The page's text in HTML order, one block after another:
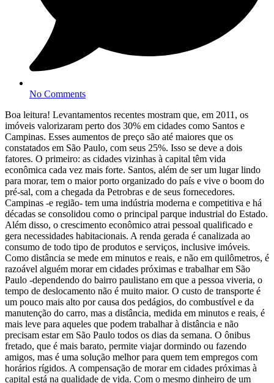
No Comments
Boa leitura! Levantamentos recentes mostram que, em 2011, os
imóveis valorizaram perto dos 30% em cidades como Santos e
Campinas. Esses aumentos de preço são até maiores que os
constatados em São Paulo, com seus 25%. Isso se deve a dois
fatores. O primeiro: as cidades vizinhas à capital têm vida
econômica cada vez mais forte. Santos, além de ser um lugar lindo
para morar, tem o maior porto organizado do país e vive o boom do
pré-sal, com a chegada da Petrobras e de seus fornecedores.
Campinas -e região- tem uma indústria moderna e competitiva e há
décadas se consolidou como o principal parque industrial do Estado.
Além disso, o crescimento econômico atrai pessoal qualificado e
gera necessidades habitacionais. A renda gerada é canalizada ao
consumo de todo tipo de produtos e serviços, inclusive imóveis.
Como distância se mede em minutos e reais, e não em quilômetros, é
razoável alguém morar em cidades próximas e trabalhar em São
Paulo -dependendo do bairro paulistano em que a pessoa viveria, o
tempo de deslocamento não é muito maior. O custo de transporte é
um pouco mais alto por causa dos pedágios, do combustível e da
manutenção do carro, mas a distância, medida em minutos e reais, é
mais leve para aqueles que podem trabalhar à distância e não
precisam estar em São Paulo todos os dias da semana. O ônibus
fretado, que é mais barato, permite viajar dormindo ou fazendo
amigos, mas é uma solução melhor para quem tem empregos com
horários rígidos. A compensação de morar em cidades próximas à
capital está na qualidade de vida. Com o mesmo dinheiro de um